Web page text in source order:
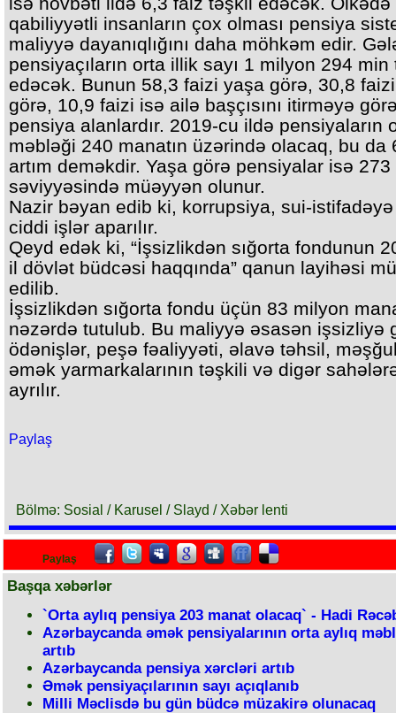
qabiliyyətli insanların çox olması pensiya
maliyyə dayanıqlığını daha möhkəm edir.
pensiyaçıların orta illik sayı 1 milyon 294 min
edəcək. Bunun 58,3 faizi yaşa görə, 30,8
görə, 10,9 faizi isə ailə başçısını itirməyə
pensiya alanlardır. 2019-cu ildə pensiyaların
məbləği 240 manatın üzərində olacaq, bu da
artım deməkdir. Yaşa görə pensiyalar isə
səviyyəsində müəyyən olunur.
Nazir bəyan edib ki, korrupsiya, sui-istifadəyə
ciddi işlər aparılır.
Qeyd edək ki, “İşsizlikdən sığorta fondunun
il dövlət büdcəsi haqqında” qanun layihəsi
edilib.
İşsizlikdən sığorta fondu üçün 83 milyon
nəzərdə tutulub. Bu maliyyə əsasən işsizliyə
ödənişlər, peşə fəaliyyəti, əlavə təhsil,
əmək yarmarkalarının təşkili və digər
ayrılır.
Paylaş
Bölmə: Sosial / Karusel / Slayd / Xəbər lenti
Paylaş
Başqa xəbərlər
`Orta aylıq pensiya 203 manat olacaq` - Hadi
Azərbaycanda əmək pensiyalarının orta aylıq
artıb
Azərbaycanda pensiya xərcləri artıb
Əmək pensiyaçılarının sayı açıqlanıb
Milli Məclisdə bu gün büdcə müzakirə olunacaq